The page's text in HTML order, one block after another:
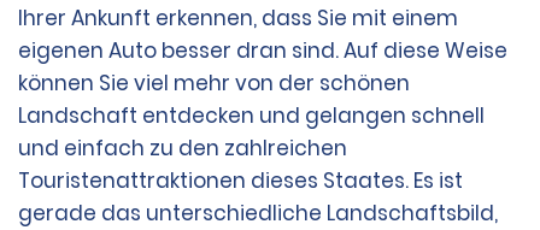
Ihrer Ankunft erkennen, dass Sie mit einem
eigenen Auto besser dran sind. Auf diese Weise
können Sie viel mehr von der schönen
Landschaft entdecken und gelangen schnell
und einfach zu den zahlreichen
Touristenattraktionen dieses Staates. Es ist
gerade das unterschiedliche Landschaftsbild,